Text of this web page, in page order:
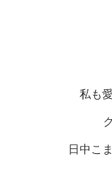
私も
日中こ